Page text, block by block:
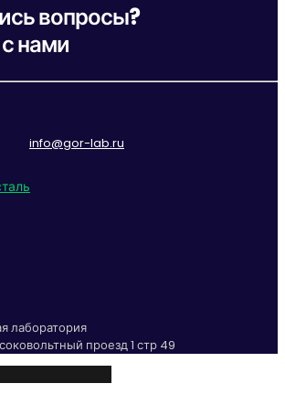
вопросы?
нами
info@gor-lab.ru
лаборатория
проезд 1 стр 49